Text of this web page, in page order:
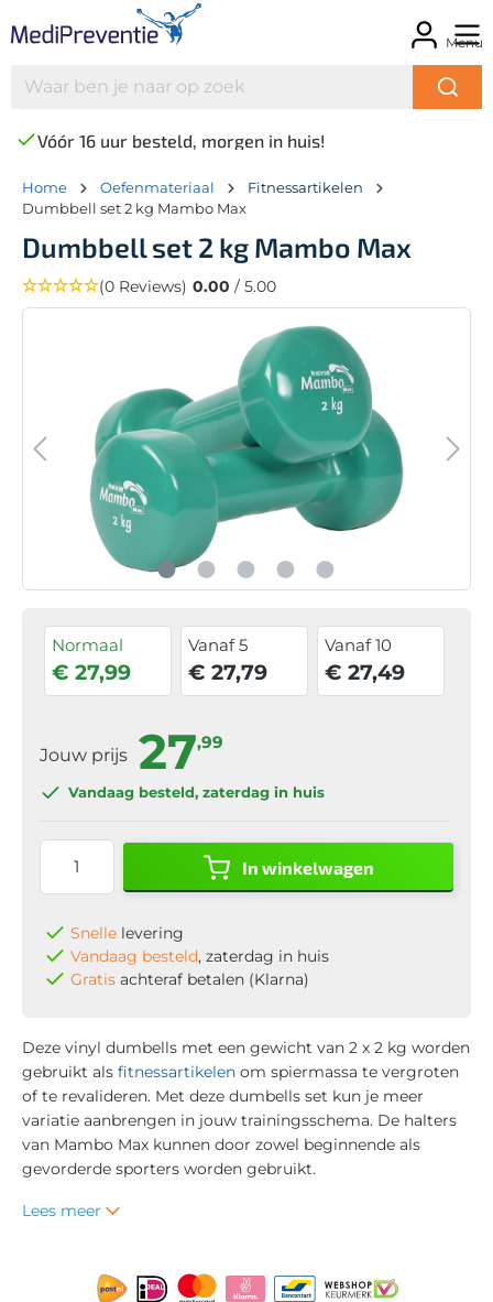
Menu
Vóór 16 uur besteld, morgen in huis!
Home Oefenmateriaal
Fitnessartikelen
Dumbbell set 2 kg Mambo Max
Dumbbell set 2 kg Mambo Max
(0 Reviews) 0.00 / 5.00
Normaal
€ 27,99
Vanaf 5
€ 27,79
Vanaf 10
€ 27,49
Jouw prijs 27,99
Vandaag besteld, zaterdag in huis
In winkelwagen
Snelle levering
Vandaag besteld, zaterdag in huis
Gratis achteraf betalen (Klarna)
Deze vinyl dumbells met een gewicht van 2 x 2 kg worden
gebruikt als fitnessartikelen om spiermassa te vergroten
of te revalideren. Met deze dumbells set kun je meer
variatie aanbrengen in jouw trainingsschema. De halters
van Mambo Max kunnen door zowel beginnende als
gevorderde sporters worden gebruikt.
Lees meer